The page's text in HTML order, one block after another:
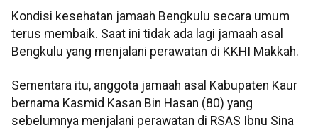
Kondisi kesehatan jamaah Bengkulu secara umum
terus membaik. Saat ini tidak ada lagi jamaah asal
Bengkulu yang menjalani perawatan di KKHI Makkah.
Sementara itu, anggota jamaah asal Kabupaten Kaur
bernama Kasmid Kasan Bin Hasan (80) yang
sebelumnya menjalani perawatan di RSAS Ibnu Sina